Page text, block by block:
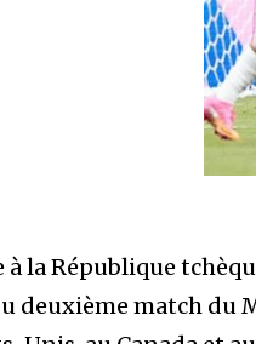
à la République
deuxième match du